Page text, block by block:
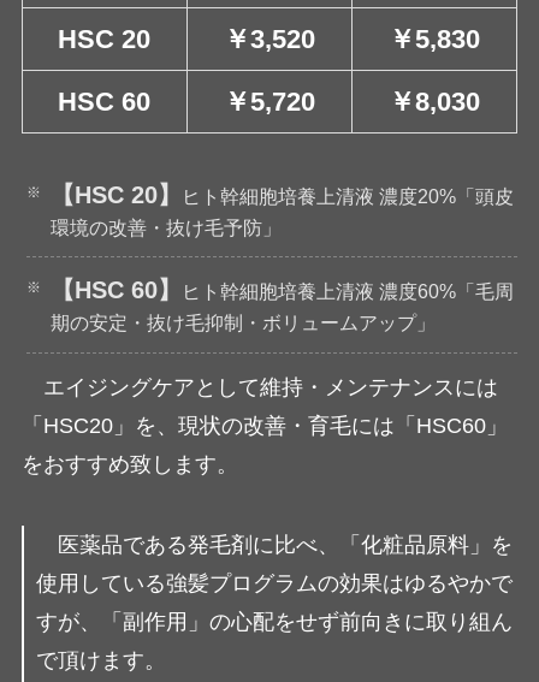
HSC 20 ￥3,520 ￥5,830
HSC 60 ￥5,720 ￥8,030
【HSC 20】
ヒト幹細胞培養上清液 濃度20%「頭皮
環境の改善・抜け毛予防」
【HSC 60】
ヒト幹細胞培養上清液 濃度60%「毛周
期の安定・抜け毛抑制・ボリュームアップ」
エイジングケアとして維持・メンテナンスには
「HSC20」を、現状の改善・育毛には「HSC60」
をおすすめ致します。
医薬品である発毛剤に比べ、「化粧品原料」を
使用している強髪プログラムの効果はゆるやかで
すが、「副作用」の心配をせず前向きに取り組ん
で頂けます。